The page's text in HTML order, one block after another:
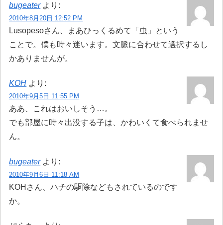
bugeater より:
2010年8月20日 12:52 PM
Lusopesoさん、まあひっくるめて「虫」という
ことで。僕も時々迷います。文脈に合わせて選択するし
かありませんが。
KOH より:
2010年9月5日 11:55 PM
ああ、これはおいしそう…。
でも部屋に時々出没する子は、かわいくて食べられませ
ん。
bugeater より:
2010年9月6日 11:18 AM
KOHさん、ハチの駆除などもされているのです
か。